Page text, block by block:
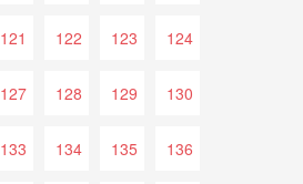
121 122 123 124
127 128 129 130
133 134 135 136